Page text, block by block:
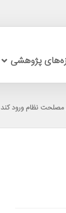
پژوهشی
نظام ورود کند